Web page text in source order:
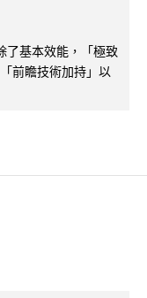
了基本效能，「極致
前瞻技術加持」以